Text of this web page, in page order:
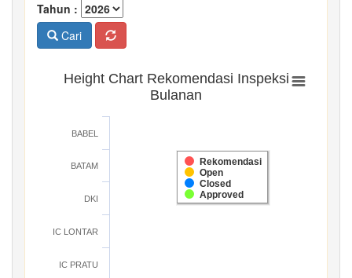
Tahun :
Cari
Height Chart Rekomendasi Inspeksi
Bulanan
Rekomendasi
Open
Closed
Approved
BABEL
BATAM
DKI
IC LONTAR
IC PRATU